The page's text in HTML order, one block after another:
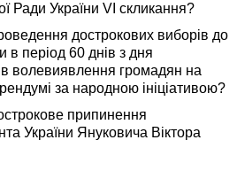
Ради України VI скликання?
дострокових виборів до
в період 60 днів з дня
волевиявлення громадян на
за народною ініціативою?
припинення
України Януковича Віктора